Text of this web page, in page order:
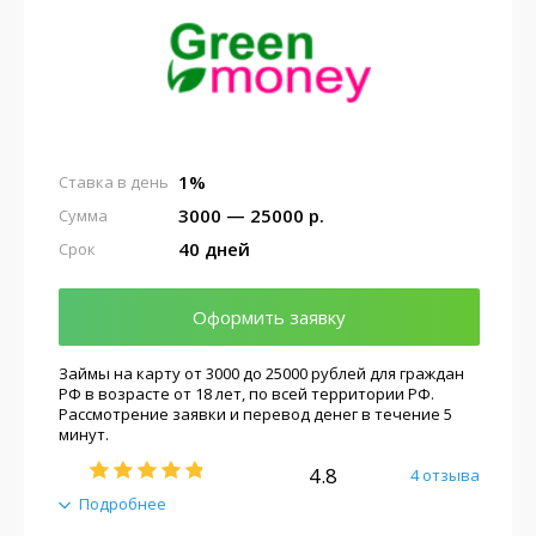
1%
Ставка в день
3000 — 25000 р.
Сумма
40 дней
Срок
Оформить заявку
Подробнее
Займы на карту от 3000 до 25000 рублей для граждан
РФ в возрасте от 18 лет, по всей территории РФ.
Рассмотрение заявки и перевод денег в течение 5
минут.
4.8 4 отзыва